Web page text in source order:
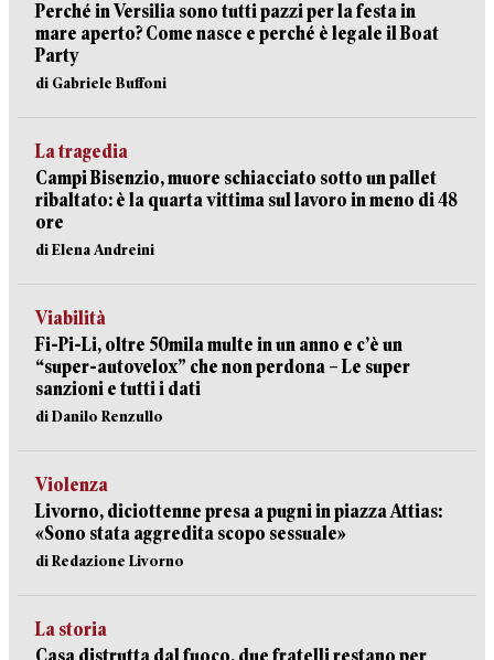
Perché in Versilia sono tutti pazzi per la festa in
mare aperto? Come nasce e perché è legale il Boat
Party
di Gabriele Buffoni
La tragedia
Campi Bisenzio, muore schiacciato sotto un pallet
ribaltato: è la quarta vittima sul lavoro in meno di 48
ore
di Elena Andreini
Viabilità
Fi-Pi-Li, oltre 50mila multe in un anno e c’è un
“super-autovelox” che non perdona – Le super
sanzioni e tutti i dati
di Danilo Renzullo
Violenza
Livorno, diciottenne presa a pugni in piazza Attias:
«Sono stata aggredita scopo sessuale»
di Redazione Livorno
La storia